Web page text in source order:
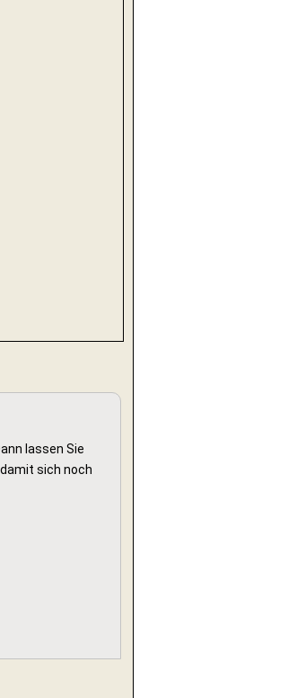
lassen Sie
sich noch